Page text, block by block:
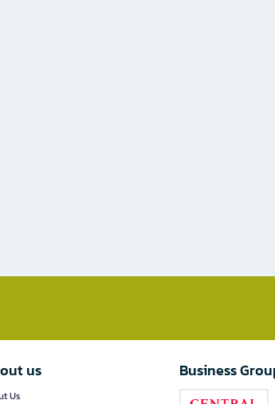
us
Us
Business